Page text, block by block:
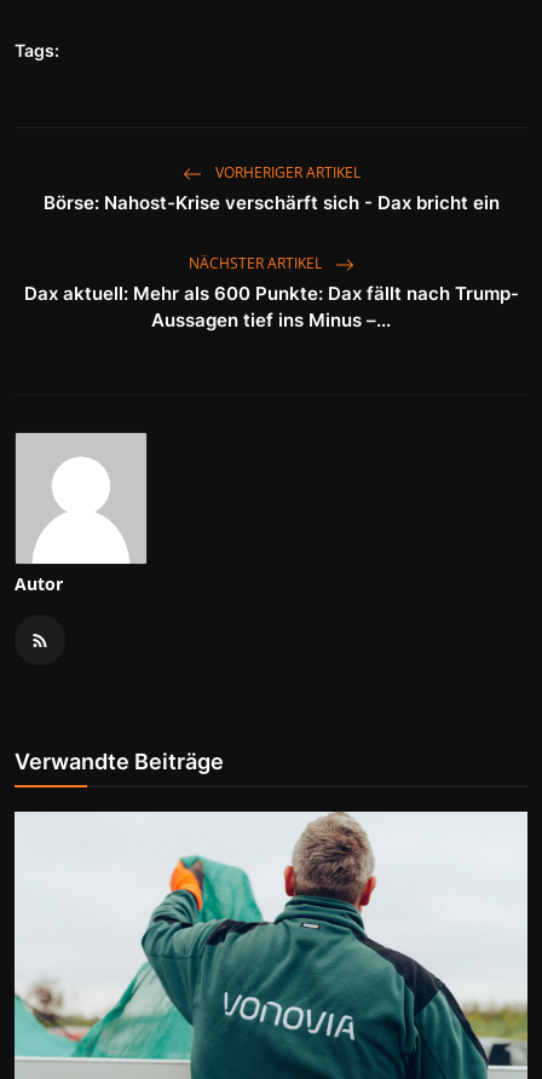
Tags:
VORHERIGER ARTIKEL
Börse: Nahost-Krise verschärft sich - Dax bricht ein
NÄCHSTER ARTIKEL
Dax aktuell: Mehr als 600 Punkte: Dax fällt nach Trump-
Aussagen tief ins Minus –...
Autor
Verwandte Beiträge